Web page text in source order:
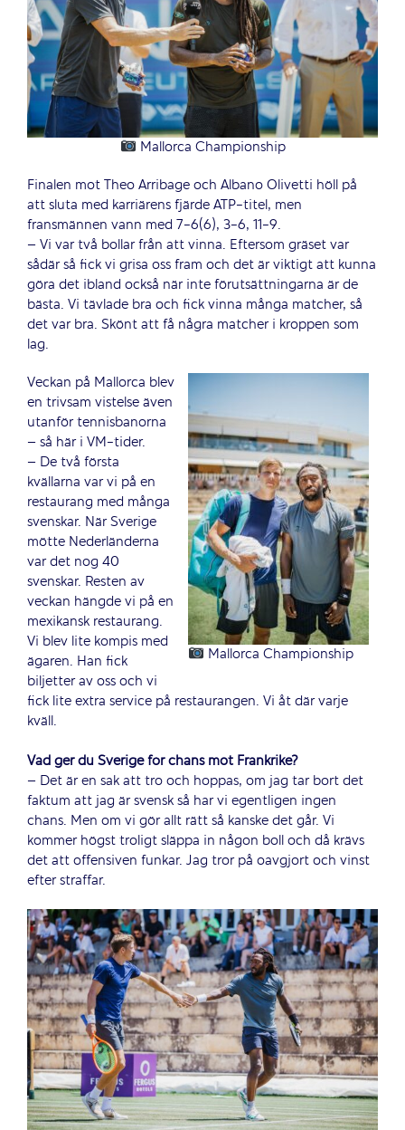
Mallorca Championship
Finalen mot Theo Arribage och Albano Olivetti höll på
att sluta med karriärens fjärde ATP-titel, men
fransmännen vann med 7-6(6), 3-6, 11-9.
– Vi var två bollar från att vinna. Eftersom gräset var
sådär så fick vi grisa oss fram och det är viktigt att kunna
göra det ibland också när inte förutsättningarna är de
bästa. Vi tävlade bra och fick vinna många matcher, så
det var bra. Skönt att få några matcher i kroppen som
lag.
Mallorca Championship
Veckan på Mallorca blev
en trivsam vistelse även
utanför tennisbanorna
– så här i VM-tider.
– De två första
kvällarna var vi på en
restaurang med många
svenskar. När Sverige
mötte Nederländerna
var det nog 40
svenskar. Resten av
veckan hängde vi på en
mexikansk restaurang.
Vi blev lite kompis med
ägaren. Han fick
biljetter av oss och vi
fick lite extra service på restaurangen. Vi åt där varje
kväll.
Vad ger du Sverige för chans mot Frankrike?
– Det är en sak att tro och hoppas, om jag tar bort det
faktum att jag är svensk så har vi egentligen ingen
chans. Men om vi gör allt rätt så kanske det går. Vi
kommer högst troligt släppa in någon boll och då krävs
det att offensiven funkar. Jag tror på oavgjort och vinst
efter straffar.